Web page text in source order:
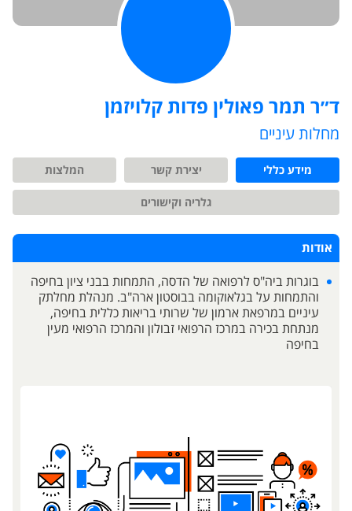
ד״ר תמר פאולין פדות קלויזמן
מחלות עיניים
מידע כללי יצירת קשר המלצות
גלריה וקישורים
אודות
בוגרות ביה"ס לרפואה של הדסה, התמחות בבני ציון בחיפה
והתמחות על בגלאוקומה בבוסטון ארה"ב. מנהלת מחלתק
עיניים במרפאת ארמון של שרותי בריאות כללית בחיפה,
מנתחת בכירה במרכז הרפואי זבולון והמרכז הרפואי מעין
בחיפה